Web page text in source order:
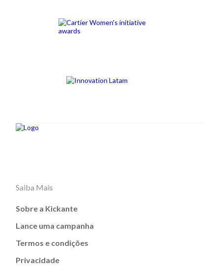
Saiba Mais
Sobre a Kickante
Lance uma campanha
Termos e condições
Privacidade